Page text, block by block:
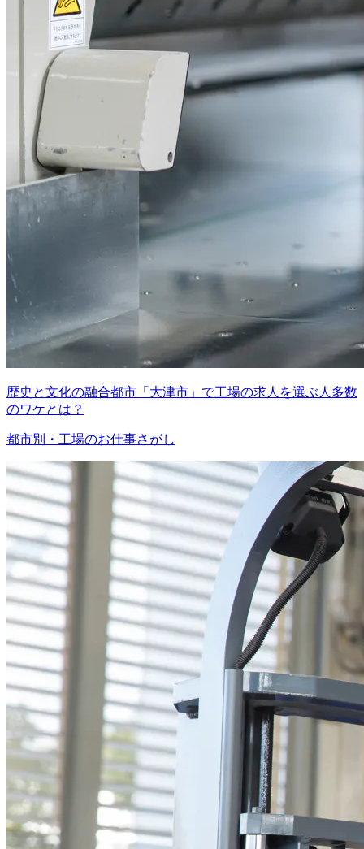
歴史と文化の融合都市「大津市」で工場の求人を選ぶ人多数
のワケとは？
都市別・工場のお仕事さがし